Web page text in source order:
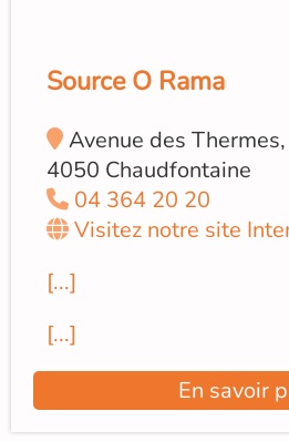
Source O Rama
Avenue des
4050 Chaudfontaine
04 364 20 20
Visitez notre site
[...]
[...]
En savoir